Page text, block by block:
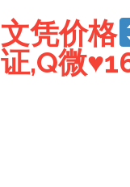
文凭价格
证,Q微♥